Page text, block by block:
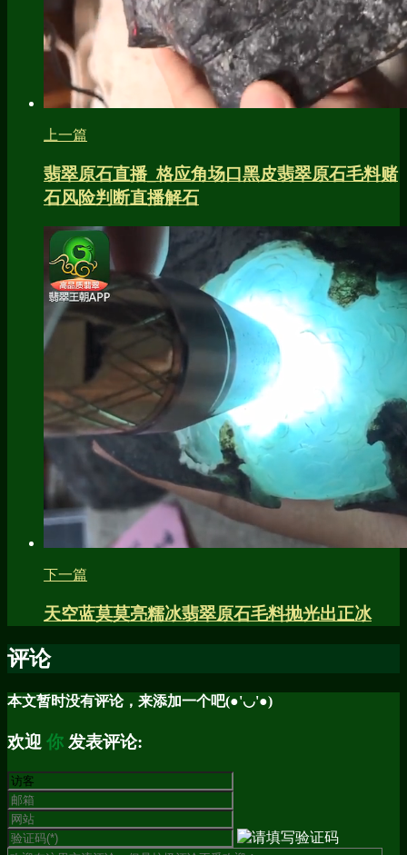
上一篇
翡翠原石直播_格应角场口黑皮翡翠原石毛料赌
石风险判断直播解石
下一篇
天空蓝莫莫亮糯冰翡翠原石毛料抛光出正冰
评论
本文暂时没有评论，来添加一个吧(●'◡'●)
欢迎 你 发表评论: